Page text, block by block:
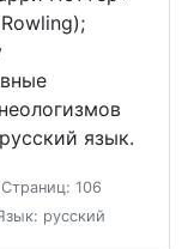
язык.
Страниц: 106
русский